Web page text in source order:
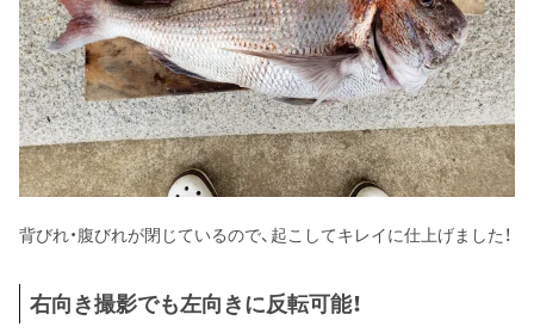
背びれ・腹びれが閉じているので、起こしてキレイに仕上げました！
右向き撮影でも左向きに反転可能！